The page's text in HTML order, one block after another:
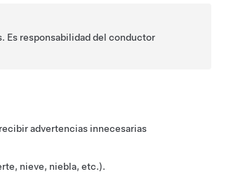
Es responsabilidad del conductor
advertencias innecesarias
nieve, niebla, etc.).